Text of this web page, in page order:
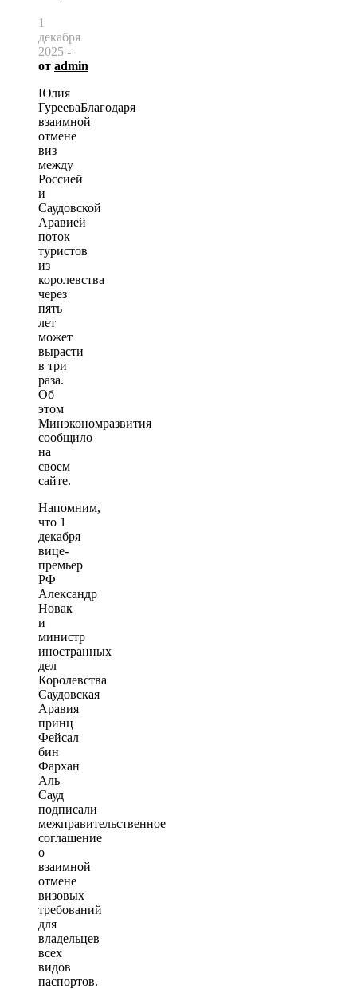
1
декабря
2025 -
от admin
Юлия
ГурееваБлагодаря
взаимной
отмене
виз
между
Россией
и
Саудовской
Аравией
поток
туристов
из
королевства
через
пять
лет
может
вырасти
в три
раза.
Об
этом
Минэкономразвития
сообщило
на
своем
сайте.
Напомним,
что 1
декабря
вице-
премьер
РФ
Александр
Новак
и
министр
иностранных
дел
Королевства
Саудовская
Аравия
принц
Фейсал
бин
Фархан
Аль
Сауд
подписали
межправительственное
соглашение
о
взаимной
отмене
визовых
требований
для
владельцев
всех
видов
паспортов.